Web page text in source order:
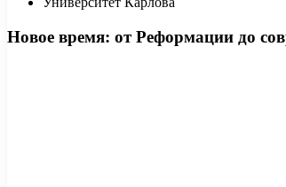
Новое время: от Реформации до